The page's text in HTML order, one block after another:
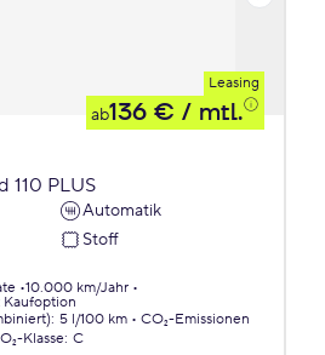
Leasing
ab136 € / mtl.
110 PLUS
Automatik
Stoff
10.000 km/Jahr
Kaufoption
: 5 l/100 km
CO₂-Emissionen
Klasse: C